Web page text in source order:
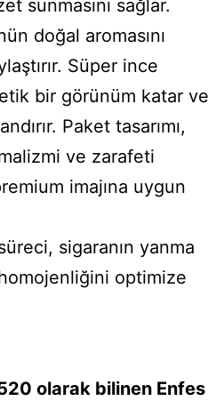
sunmasını sağlar.
doğal aromasını
Süper ince
bir görünüm katar ve
Paket tasarımı,
ve zarafeti
imajına uygun
sigaranın yanma
optimize
olarak bilinen Enfes